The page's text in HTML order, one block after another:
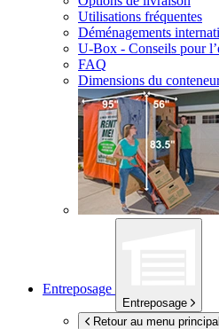
Utilisations fréquentes
Déménagements
U-Box - Conseils pour
FAQ
Dimensions du
Entreposage
Entreposage
Retour au menu principal